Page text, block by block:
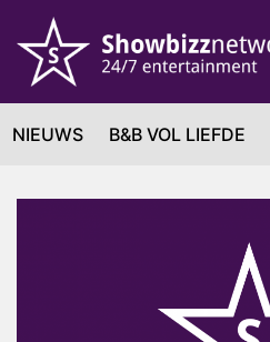
NIEUWS B&B VOL LIEFDE